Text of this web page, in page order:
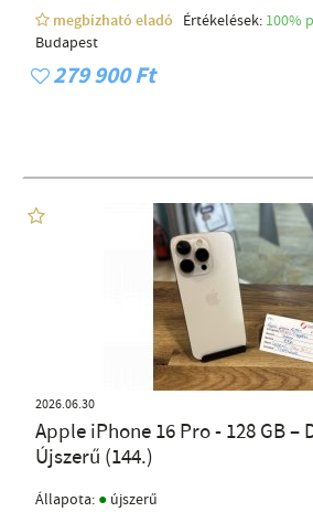
megbízható eladó
Értékelések: 100%
Budapest
279 900 Ft
2026.06.30
Apple iPhone 16 Pro - 128 GB –
Újszerű (144.)
Állapota: ● újszerű